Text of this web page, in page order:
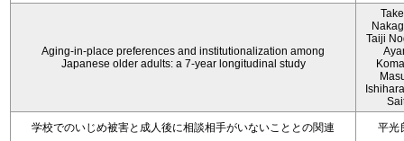
Aging-in-place preferences and institutionalization among
Japanese older adults: a 7-year longitudinal study
Taiji
学校でのいじめ被害と成人後に相談相手がいないこととの関連 平光